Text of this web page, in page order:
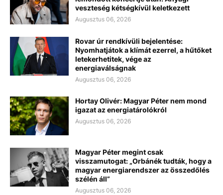
veszteség kétségkívül keletkezett
Augusztus 06, 2026
Rovar úr rendkívüli bejelentése:
Nyomhatjátok a klímát ezerrel, a hűtőket
letekerhetitek, vége az
energiaválságnak
Augusztus 06, 2026
Hortay Olivér: Magyar Péter nem mond
igazat az energiatárolókról
Augusztus 06, 2026
Magyar Péter megint csak
visszamutogat: „Orbánék tudták, hogy a
magyar energiarendszer az összedőlés
szélén áll”
Augusztus 06, 2026